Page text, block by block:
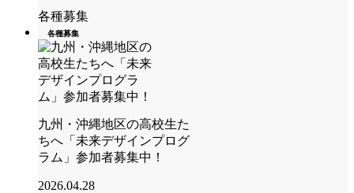
各種募集
各種募集
九州・沖縄地区の高校生た
ちへ「未来デザインプログ
ラム」参加者募集中！
2026.04.28